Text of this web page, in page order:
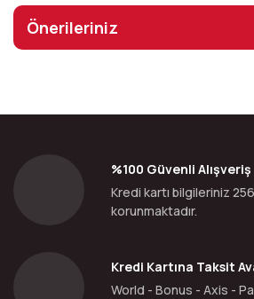
Önerileriniz
%100 Güvenli Alışveriş
Kredi kartı bilgileriniz
korunmaktadır.
Kredi Kartına Taksit
World - Bonus - Axis -